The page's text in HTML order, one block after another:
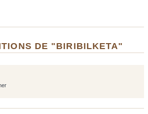
DE "BIRIBILKETA"